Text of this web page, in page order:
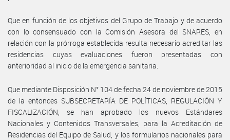
Que en función de los objetivos del Grupo de Trabajo y de acuerdo
con lo consensuado con la Comisión Asesora del SNARES, en
relación con la prórroga establecida resulta necesario acreditar las
residencias cuyas evaluaciones fueron presentadas con
anterioridad al inicio de la emergencia sanitaria.
Que mediante Disposición N° 104 de fecha 24 de noviembre de 2015
de la entonces SUBSECRETARÍA DE POLÍTICAS, REGULACIÓN Y
FISCALIZACIÓN, se han aprobado los nuevos Estándares
Nacionales y Contenidos Transversales, para la Acreditación de
Residencias del Equipo de Salud, y los formularios nacionales para